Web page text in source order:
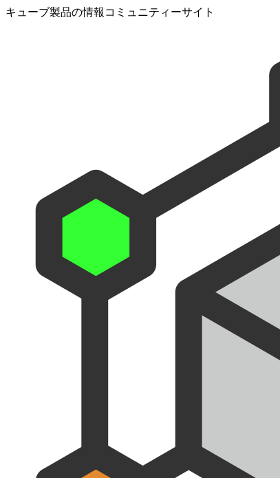
キューブ製品の情報コミュニティーサイト